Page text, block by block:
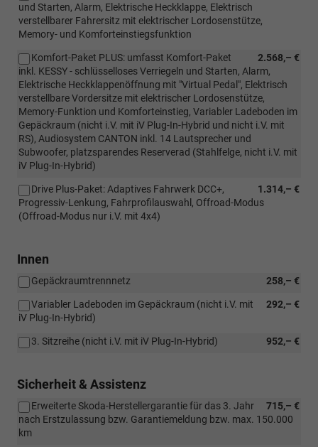
und Starten, Alarm, Elektrische Heckklappe, Elektrisch
verstellbarer Fahrersitz mit elektrischer Lordosenstütze,
Memory- und Komforteinstiegsfunktion
2.568,– €
Komfort-Paket PLUS: umfasst Komfort-Paket
inkl. KESSY - schlüsselloses Verriegeln und Starten, Alarm,
Elektrische Heckklappenöffnung mit "Virtual Pedal", Elektrisch
verstellbare Vordersitze mit elektrischer Lordosenstütze,
Memory-Funktion und Komforteinstieg, Variabler Ladeboden im
Gepäckraum (nicht i.V. mit iV Plug-In-Hybrid und nicht i.V. mit
RS), Audiosystem CANTON inkl. 14 Lautsprecher und
Subwoofer, platzsparendes Reserverad (Stahlfelge, nicht i.V. mit
iV Plug-In-Hybrid)
1.314,– €
Drive Plus-Paket: Adaptives Fahrwerk DCC+,
Progressiv-Lenkung, Fahrprofilauswahl, Offroad-Modus
(Offroad-Modus nur i.V. mit 4x4)
Innen
258,– €
Gepäckraumtrennnetz
292,– €
Variabler Ladeboden im Gepäckraum (nicht i.V. mit
iV Plug-In-Hybrid)
952,– €
3. Sitzreihe (nicht i.V. mit iV Plug-In-Hybrid)
Sicherheit & Assistenz
715,– €
Erweiterte Skoda-Herstellergarantie für das 3. Jahr
nach Erstzulassung bzw. Garantiemeldung bzw. max. 150.000
km